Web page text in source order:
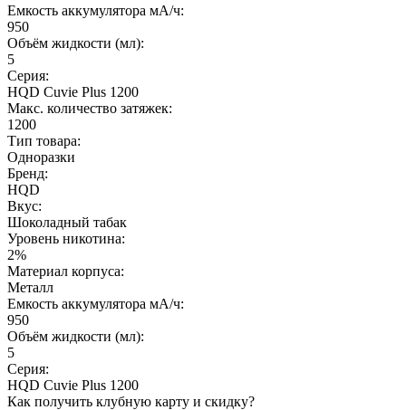
Емкость аккумулятора мА/ч:
950
Объём жидкости (мл):
5
Серия:
HQD Cuvie Plus 1200
Макс. количество затяжек:
1200
Тип товара:
Одноразки
Бренд:
HQD
Вкус:
Шоколадный табак
Уровень никотина:
2%
Материал корпуса:
Металл
Емкость аккумулятора мА/ч:
950
Объём жидкости (мл):
5
Серия:
HQD Cuvie Plus 1200
Как получить клубную карту и скидку?